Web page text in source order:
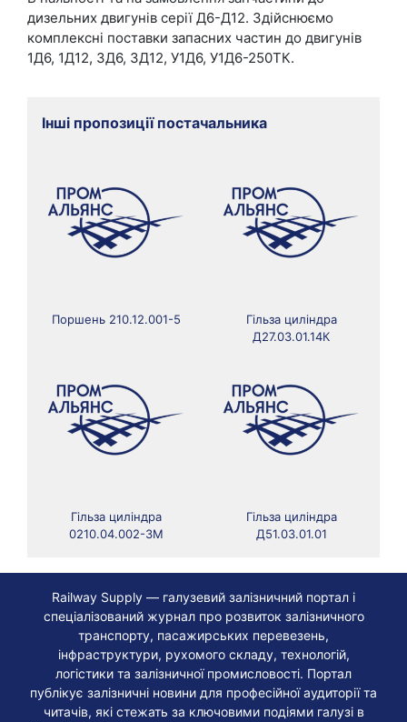
дизельних двигунів серії Д6-Д12. Здійснюємо
комплексні поставки запасних частин до двигунів
1Д6, 1Д12, 3Д6, 3Д12, У1Д6, У1Д6-250ТК.
Інші пропозиції постачальника
Поршень 210.12.001-5
Гільза циліндра
Д27.03.01.14К
Гільза циліндра
0210.04.002-3М
Гільза циліндра
Д51.03.01.01
Railway Supply — галузевий залізничний портал і
спеціалізований журнал про розвиток залізничного
транспорту, пасажирських перевезень,
інфраструктури, рухомого складу, технологій,
логістики та залізничної промисловості. Портал
публікує залізничні новини для професійної аудиторії та
читачів, які стежать за ключовими подіями галузі в